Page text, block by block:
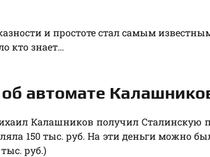
и простоте стал самым
кто знает…
автомате
Калашников получил Сталинскую
150 тыс. руб. На эти деньги можно
руб.)